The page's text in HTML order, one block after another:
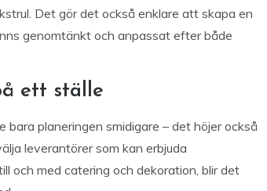
Det gör det också enklare att skapa en
genomtänkt och anpassat efter både
ett ställe
planeringen smidigare – det höjer också
leverantörer som kan erbjuda
och med catering och dekoration, blir det